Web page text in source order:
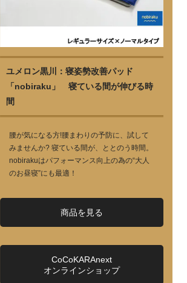
ユメロン黒川：寝姿勢改善パッド
「nobiraku」 寝ている間が伸びる時
間
腰が気になる方!腰まわりの予防に、試して
みませんか? 寝ている間が、ととのう時間。
nobirakuはパフォーマンス向上の為の“大人
のお昼寝”にも最適！
商品を見る
CoCoKARAnext
オンラインショップ